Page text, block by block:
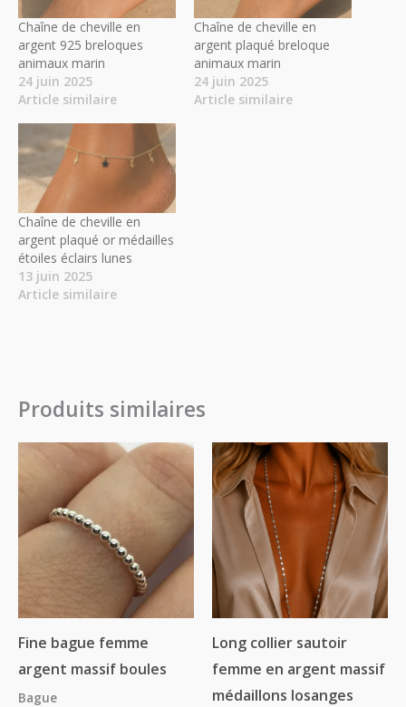
Chaîne de cheville en
argent 925 breloques
animaux marin
24 juin 2025
Article similaire
Chaîne de cheville en
argent plaqué breloque
animaux marin
24 juin 2025
Article similaire
Chaîne de cheville en
argent plaqué or médailles
étoiles éclairs lunes
13 juin 2025
Article similaire
Produits similaires
Fine bague femme
argent massif boules
Bague
Long collier sautoir
femme en argent massif
médaillons losanges